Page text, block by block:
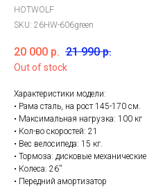
HOTWOLF
SKU: 26HW-606green
20 000 р. 21 990 р.
Out of stock
Характеристики модели:
• Рама сталь, на рост 145-170 см.
• Максимальная нагрузка: 100 кг
• Кол-во скоростей: 21
• Вес велосипеда: 15 кг.
• Тормоза: дисковые механические
• Колеса: 26''
• Передний амортизатор